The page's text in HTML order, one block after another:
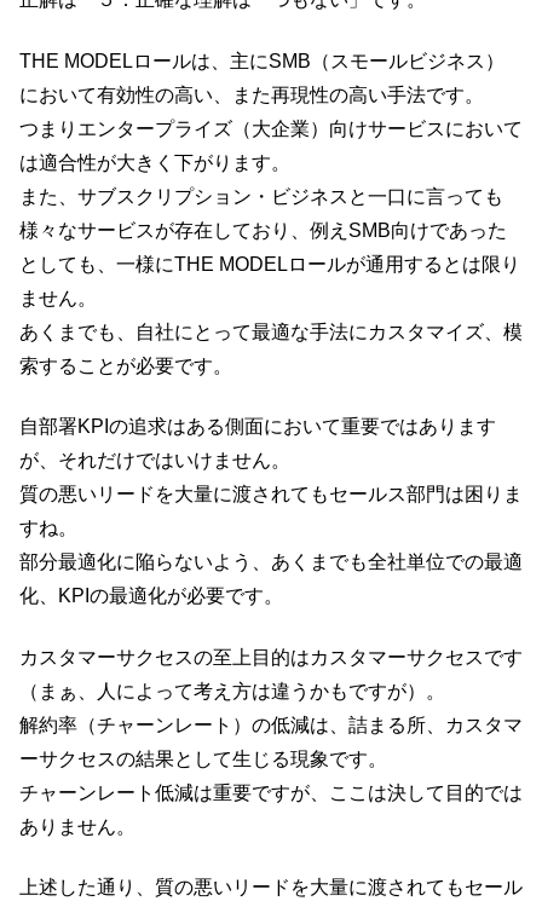
THE MODELロールは、主にSMB（スモールビジネス）
において有効性の高い、また再現性の高い手法です。
つまりエンタープライズ（大企業）向けサービスにおいて
は適合性が大きく下がります。
また、サブスクリプション・ビジネスと一口に言っても
様々なサービスが存在しており、例えSMB向けであった
としても、一様にTHE MODELロールが通用するとは限り
ません。
あくまでも、自社にとって最適な手法にカスタマイズ、模
索することが必要です。
自部署KPIの追求はある側面において重要ではあります
が、それだけではいけません。
質の悪いリードを大量に渡されてもセールス部門は困りま
すね。
部分最適化に陥らないよう、あくまでも全社単位での最適
化、KPIの最適化が必要です。
カスタマーサクセスの至上目的はカスタマーサクセスです
（まぁ、人によって考え方は違うかもですが）。
解約率（チャーンレート）の低減は、詰まる所、カスタマ
ーサクセスの結果として生じる現象です。
チャーンレート低減は重要ですが、ここは決して目的では
ありません。
上述した通り、質の悪いリードを大量に渡されてもセール